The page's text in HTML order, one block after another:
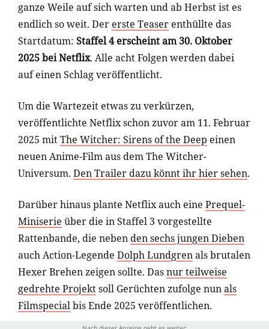
ganze Weile auf sich warten und ab Herbst ist es
endlich so weit. Der erste Teaser enthüllte das
Startdatum: Staffel 4 erscheint am 30. Oktober
2025 bei Netflix. Alle acht Folgen werden dabei
auf einen Schlag veröffentlicht.
Um die Wartezeit etwas zu verkürzen,
veröffentlichte Netflix schon zuvor am 11. Februar
2025 mitThe Witcher: Sirens of the Deep einen
neuen Anime-Film aus dem The Witcher-
Universum. Den Trailer dazu könnt ihr hier sehen.
Darüber hinaus plante Netflix auch eine Prequel-
Miniserie über die in Staffel 3 vorgestellte
Rattenbande, die neben den sechs jungen Dieben
auch Action-Legende Dolph Lundgrenals brutalen
Hexer Brehen zeigen sollte. Dasnur teilweise
gedrehte Projektsoll Gerüchten zufolge nunals
Filmspecialbis Ende 2025 veröffentlichen.